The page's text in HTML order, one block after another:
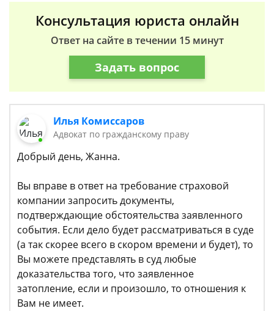
Консультация юриста онлайн
Ответ на сайте в течении 15 минут
Задать вопрос
Илья Комиссаров
Адвокат по гражданскому праву
Добрый день, Жанна.
Вы вправе в ответ на требование страховой
компании запросить документы,
подтверждающие обстоятельства заявленного
события. Если дело будет рассматриваться в суде
(а так скорее всего в скором времени и будет), то
Вы можете представлять в суд любые
доказательства того, что заявленное
затопление, если и произошло, то отношения к
Вам не имеет.